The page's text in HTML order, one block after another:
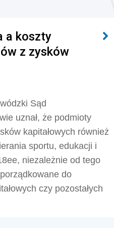
a koszty
z zysków
Sąd
uznał, że podmioty
kapitałowych również
sportu, edukacji i
niezależnie od tego
do
czy pozostałych